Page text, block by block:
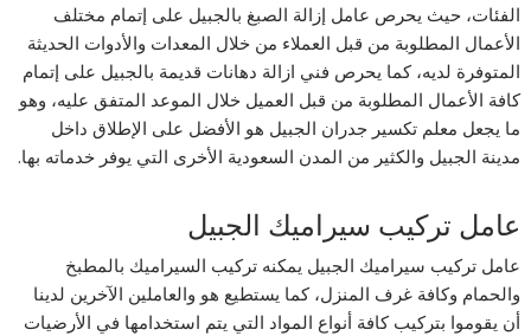
الفئات، حيث يحرص عامل إزالة الصبغ بالجبيل على إتمام مختلف
الأعمال المطلوبة من قبل العملاء من خلال المعدات والأدوات الحديثة
المتوفرة لديه، كما يحرص فني ازالة دهانات قديمة بالجبيل على إتمام
كافة الأعمال المطلوبة من قبل العميل خلال الموعد المتفق عليه، وهو
ما يجعل معلم تكسير جدران الجبيل هو الأفضل على الإطلاق داخل
مدينة الجبيل والكثير من المدن السعودية الأخرى التي يوفر خدماته بها.
عامل تركيب سيراميك الجبيل
عامل تركيب سيراميك الجبيل يمكنه تركيب السيراميك بالمطبخ
والحمام وكافة غرف المنزل، كما يستطيع هو والعاملين الآخرين لدينا
أن يقوموا بتركيب كافة أنواع المواد التي يتم استخدامها في الأرضيات